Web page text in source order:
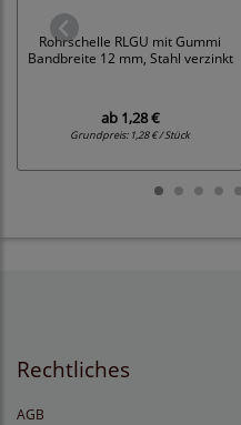
Rohrschelle RLGU mit Gummi
Bandbreite 12 mm, Stahl verzinkt
ab1,28 €
Grundpreis: 1,28 € / Stück
Rechtliches
AGB